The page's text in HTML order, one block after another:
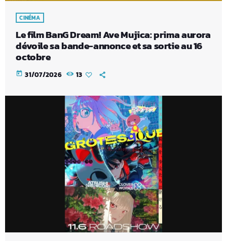
CINÉMA
Le film BanG Dream! Ave Mujica: prima aurora
dévoile sa bande-annonce et sa sortie au 16
octobre
today 31/07/2026 13